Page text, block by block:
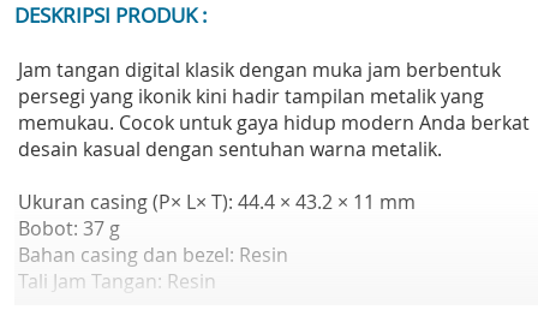
DESKRIPSI PRODUK :
Jam tangan digital klasik dengan muka jam berbentuk
persegi yang ikonik kini hadir tampilan metalik yang
memukau. Cocok untuk gaya hidup modern Anda berkat
desain kasual dengan sentuhan warna metalik.
Ukuran casing (P× L× T): 44.4 × 43.2 × 11 mm
Bobot: 37 g
Bahan casing dan bezel: Resin
Tali Jam Tangan: Resin